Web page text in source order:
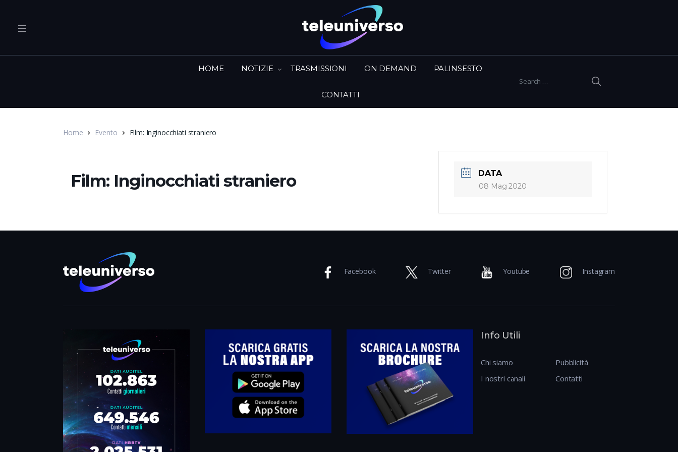
Search for:
HOME NOTIZIE TRASMISSIONI ON DEMAND PALINSESTO
CONTATTI
Home Evento Film: Inginocchiati straniero
Film: Inginocchiati straniero DATA
08 Mag 2020
Facebook Twitter Youtube Instagram
Info Utili
Chi siamo
I nostri canali
Pubblicità
Contatti